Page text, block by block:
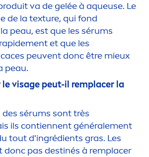
va de gelée à aqueuse. Le
de la texture, qui fond
peau, est que les sérums
ment et que les
peuvent donc être mieux
peau.
le visage peut-il remplacer la
des sérums sont très
ils contiennent généralement
tout d'ingrédients gras. Les
donc pas destinés à remplacer